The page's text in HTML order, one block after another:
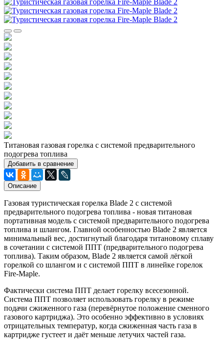
Титановая газовая горелка с системой предварительного
подогрева топлива
Добавить в сравнение
Описание
Газовая туристическая горелка Blade 2 с системой
предварительного подогрева топлива - новая титановая
портативная модель с системой предварительного подогрева
топлива и шлангом. Главной особенностью Blade 2 является
минимальный вес, достигнутый благодаря титановому сплаву
в сочетании с системой ППТ (предварительного подогрева
топлива). Таким образом, Blade 2 является самой лёгкой
горелкой со шлангом и с системой ППТ в линейке горелок
Fire-Maple.
Фактически система ППТ делает горелку всесезонной.
Система ППТ позволяет использовать горелку в режиме
подачи сжиженного газа (перевёрнутое положение сменного
газового картриджа). Это особенно эффективно в условиях
отрицательных температур, когда сжиженная часть газа в
картридже густеет и даёт меньше летучих частей газа.